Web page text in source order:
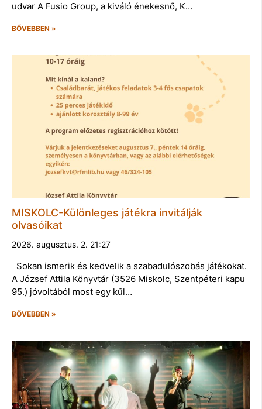
udvar A Fusio Group, a kiváló énekesnő, K…
BŐVEBBEN »
MISKOLC-Különleges játékra invitálják
olvasóikat
2026. augusztus. 2. 21:27
Sokan ismerik és kedvelik a szabadulószobás játékokat.
A József Attila Könyvtár (3526 Miskolc, Szentpéteri kapu
95.) jóvoltából most egy kül…
BŐVEBBEN »